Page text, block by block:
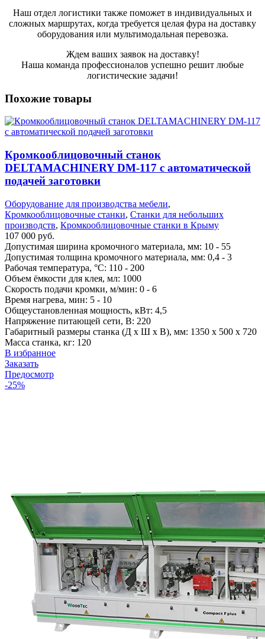
Наш отдел логистики также поможет в индивидуальных и
сложных маршрутах, когда требуется целая фура на доставку
оборудования или мультимодальная перевозка.
Ждем ваших заявок на доставку!
Наша команда профессионалов успешно решит любые
логистические задачи!
Похожие товары
Кромкооблицовочный станок
DELTAMACHINERY DM-117 c автоматической
подачей заготовки
Оборудование для производства мебели,
Кромкооблицовочные станки, Станки для небольших
производств, Кромкооблицовочные станки в Крыму
107 000 руб.
Допустимая ширина кромочного материала, мм: 10 - 55
Допустимая толщина кромочного материала, мм: 0,4 - 3
Рабочая температура, °C: 110 - 200
Объем ёмкости для клея, мл: 1000
Скорость подачи кромки, м/мин: 0 - 6
Время нагрева, мин: 5 - 10
Общеустановленная мощность, кВт: 4,5
Напряжение питающей сети, В: 220
Габаритный размеры станка (Д х Ш х В), мм: 1350 х 500 х 720
Масса станка, кг: 120
В избранное
Заказать
Предосмотр
-25%